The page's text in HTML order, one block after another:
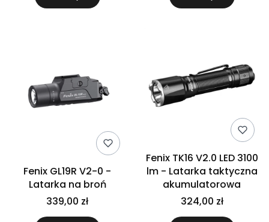
Fenix GL19R V2-0 -
Latarka na broń
339,00 zł
Fenix TK16 V2.0 LED 3100
lm - Latarka taktyczna
akumulatorowa
324,00 zł